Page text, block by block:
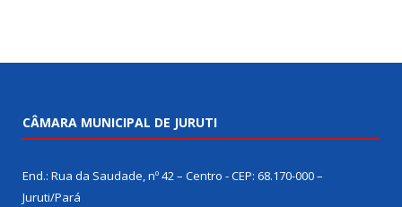
CÂMARA MUNICIPAL DE JURUTI
End.: Rua da Saudade, nº 42 – Centro - CEP: 68.170-000 –
Juruti/Pará